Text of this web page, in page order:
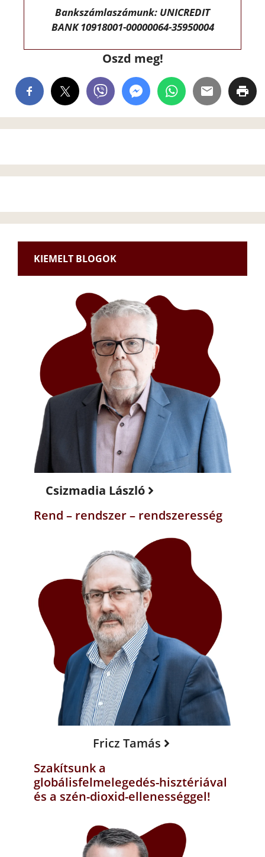
Bankszámlaszámunk: UNICREDIT
BANK 10918001-00000064-35950004
Oszd meg!
KIEMELT BLOGOK
Csizmadia László
Rend – rendszer – rendszeresség
Fricz Tamás
Szakítsunk a
globálisfelmelegedés-hisztériával
és a szén-dioxid-ellenességgel!